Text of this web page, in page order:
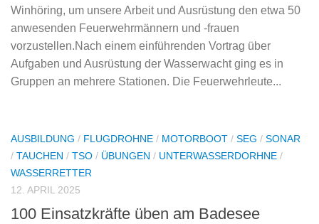
Winhöring, um unsere Arbeit und Ausrüstung den etwa 50
anwesenden Feuerwehrmännern und -frauen
vorzustellen.Nach einem einführenden Vortrag über
Aufgaben und Ausrüstung der Wasserwacht ging es in
Gruppen an mehrere Stationen. Die Feuerwehrleute...
AUSBILDUNG / FLUGDROHNE / MOTORBOOT / SEG / SONAR
/ TAUCHEN / TSO / ÜBUNGEN / UNTERWASSERDORHNE /
WASSERRETTER
12. APRIL 2025
100 Einsatzkräfte üben am Badesee